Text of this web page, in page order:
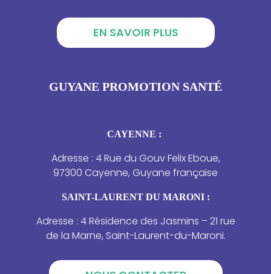
EN SAVOIR PLUS
GUYANE PROMOTION SANTÉ
CAYENNE :
Adresse : 4 Rue du Gouv Felix Eboue,
97300 Cayenne, Guyane française
SAINT-LAURENT DU MARONI :
Adresse : 4 Résidence des Jasmins – 21 rue
de la Marne, Saint-Laurent-du-Maroni.